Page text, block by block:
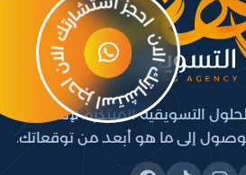
التسويقية المبتكرة، لإنشاء
للوصول إلى ما هو أبعد من توقعاتك.